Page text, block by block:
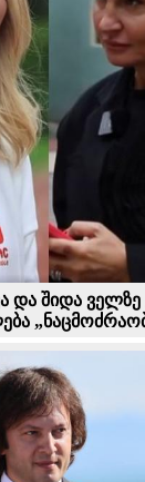
და შიდა